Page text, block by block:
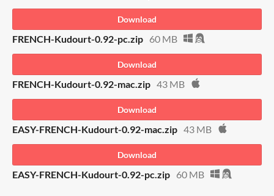
Download
FRENCH-Kudourt-0.92-pc.zip 60 MB
Download
FRENCH-Kudourt-0.92-mac.zip 43 MB
Download
EASY-FRENCH-Kudourt-0.92-mac.zip 43 MB
Download
EASY-FRENCH-Kudourt-0.92-pc.zip 60 MB